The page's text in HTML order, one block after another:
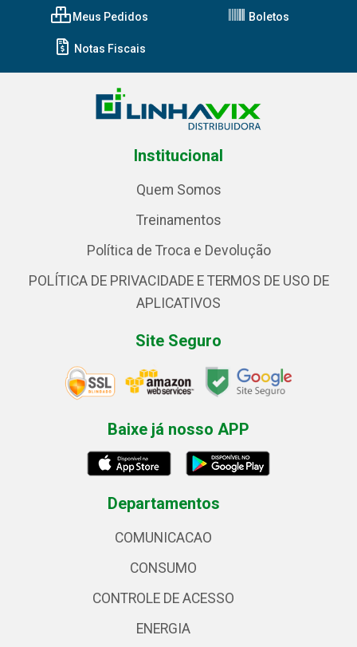
Meus Pedidos Boletos
Notas Fiscais
Institucional
Quem Somos
Treinamentos
Política de Troca e Devolução
POLÍTICA DE PRIVACIDADE E TERMOS DE USO DE
APLICATIVOS
Site Seguro
Baixe já nosso APP
Departamentos
COMUNICACAO
CONSUMO
CONTROLE DE ACESSO
ENERGIA